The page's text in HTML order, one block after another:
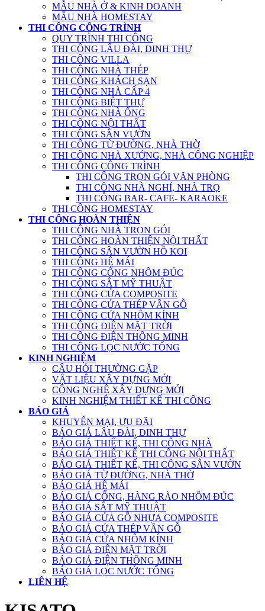
MẪU NHÀ Ở & KINH DOANH
MẪU NHÀ HOMESTAY
THI CÔNG CÔNG TRÌNH
QUY TRÌNH THI CÔNG
THI CÔNG LÂU ĐÀI, DINH THỰ
THI CÔNG VILLA
THI CÔNG NHÀ THÉP
THI CÔNG KHÁCH SẠN
THI CÔNG NHÀ CẤP 4
THI CÔNG BIỆT THỰ
THI CÔNG NHÀ ỐNG
THI CÔNG NỘI THẤT
THI CÔNG SÂN VƯỜN
THI CÔNG TỪ ĐƯỜNG, NHÀ THỜ
THI CÔNG NHÀ XƯỞNG, NHÀ CÔNG NGHIỆP
THI CÔNG CÔNG TRÌNH
THI CÔNG TRỌN GÓI VĂN PHÒNG
THI CÔNG NHÀ NGHỈ, NHÀ TRỌ
THI CÔNG BAR- CAFE- KARAOKE
THI CÔNG HOMESTAY
THI CÔNG HOÀN THIỆN
THI CÔNG NHÀ TRỌN GÓI
THI CÔNG HOÀN THIỆN NỘI THẤT
THI CÔNG SÂN VƯỜN HỒ KOI
THI CÔNG HỆ MÁI
THI CÔNG CỔNG NHÔM ĐÚC
THI CÔNG SẮT MỸ THUẬT
THI CÔNG CỬA COMPOSITE
THI CÔNG CỬA THÉP VÂN GỖ
THI CÔNG CỬA NHÔM KÍNH
THI CÔNG ĐIỆN MẶT TRỜI
THI CÔNG ĐIỆN THÔNG MINH
THI CÔNG LỌC NƯỚC TỔNG
KINH NGHIỆM
CÂU HỎI THƯỜNG GẶP
VẬT LIỆU XÂY DỰNG MỚI
CÔNG NGHỆ XÂY DỰNG MỚI
KINH NGHIỆM THIẾT KẾ THI CÔNG
BÁO GIÁ
KHUYẾN MẠI, ƯU ĐÃI
BÁO GIÁ LÂU ĐÀI, DINH THỰ
BÁO GIÁ THIẾT KẾ, THI CÔNG NHÀ
BÁO GIÁ THIẾT KẾ THI CÔNG NỘI THẤT
BÁO GIÁ THIẾT KẾ, THI CÔNG SÂN VƯỜN
BÁO GIÁ TỪ ĐƯỜNG, NHÀ THỜ
BÁO GIÁ HỆ MÁI
BÁO GIÁ CỔNG, HÀNG RÀO NHÔM ĐÚC
BÁO GIÁ SẮT MỸ THUẬT
BÁO GIÁ CỬA GỖ NHỰA COMPOSITE
BÁO GIÁ CỬA THÉP VÂN GỖ
BÁO GIÁ CỬA NHÔM KÍNH
BÁO GIÁ ĐIỆN MẶT TRỜI
BÁO GIÁ ĐIỆN THÔNG MINH
BÁO GIÁ LỌC NƯỚC TỔNG
LIÊN HỆ